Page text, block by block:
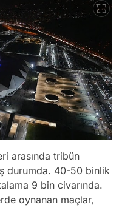
arasında tribün
durumda. 40-50 binlik
9 bin civarında.
oynanan maçlar,